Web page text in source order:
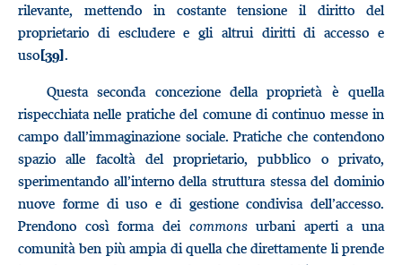
rilevante, mettendo in costante tensione il diritto del
proprietario di escludere e gli altrui diritti di accesso e
uso[39].
Questa seconda concezione della proprietà è quella
rispecchiata nelle pratiche del comune di continuo messe in
campo dall’immaginazione sociale. Pratiche che contendono
spazio alle facoltà del proprietario, pubblico o privato,
sperimentando all’interno della struttura stessa del dominio
nuove forme di uso e di gestione condivisa dell’accesso.
Prendono così forma dei commonsurbani aperti a una
comunità ben più ampia di quella che direttamente li prende